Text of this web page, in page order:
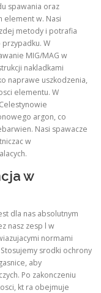
spawania oraz
element w. Nasi
metody i potrafia
W
MIG/MAG w
nakladkami
naprawe uszkodzenia,
elementu. W
argon, co
Nasi spawacze
w
w
dla nas absolutnym
nasz zesp l w
normami
srodki ochrony
aby
Po zakonczeniu
kt ra obejmuje